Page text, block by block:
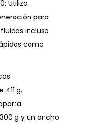
Utiliza
para
incluso
como
g.
g y un ancho